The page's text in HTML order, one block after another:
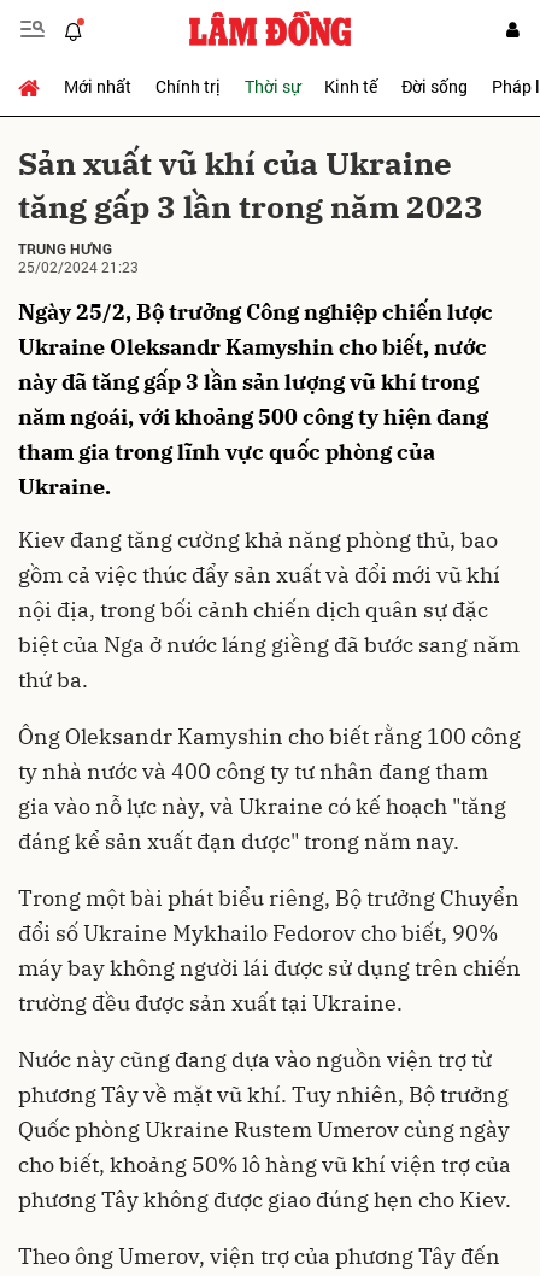
Mới nhất Chính trị Thời sự Kinh tế Đời sống Pháp
Sản xuất vũ khí của Ukraine
tăng gấp 3 lần trong năm 2023
TRUNG HƯNG
25/02/2024 21:23
Ngày 25/2, Bộ trưởng Công nghiệp chiến lược
Ukraine Oleksandr Kamyshin cho biết, nước
này đã tăng gấp 3 lần sản lượng vũ khí trong
năm ngoái, với khoảng 500 công ty hiện đang
tham gia trong lĩnh vực quốc phòng của
Ukraine.
Kiev đang tăng cường khả năng phòng thủ, bao
gồm cả việc thúc đẩy sản xuất và đổi mới vũ khí
nội địa, trong bối cảnh chiến dịch quân sự đặc
biệt của Nga ở nước láng giềng đã bước sang năm
thứ ba.
Ông Oleksandr Kamyshin cho biết rằng 100 công
ty nhà nước và 400 công ty tư nhân đang tham
gia vào nỗ lực này, và Ukraine có kế hoạch "tăng
đáng kể sản xuất đạn dược" trong năm nay.
Trong một bài phát biểu riêng, Bộ trưởng Chuyển
đổi số Ukraine Mykhailo Fedorov cho biết, 90%
máy bay không người lái được sử dụng trên chiến
trường đều được sản xuất tại Ukraine.
Nước này cũng đang dựa vào nguồn viện trợ từ
phương Tây về mặt vũ khí. Tuy nhiên, Bộ trưởng
Quốc phòng Ukraine Rustem Umerov cùng ngày
cho biết, khoảng 50% lô hàng vũ khí viện trợ của
phương Tây không được giao đúng hẹn cho Kiev.
Theo ông Umerov, viện trợ của phương Tây đến
Gửi bình luận